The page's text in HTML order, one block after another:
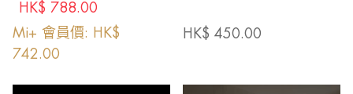
HK$ 788.00
Mi+ 會員價: HK$
742.00
HK$ 450.00